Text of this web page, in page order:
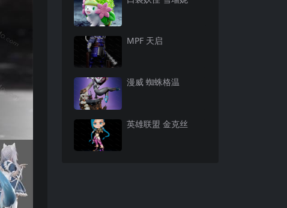
MPF 天启
漫威 蜘蛛格温
英雄联盟 金克丝